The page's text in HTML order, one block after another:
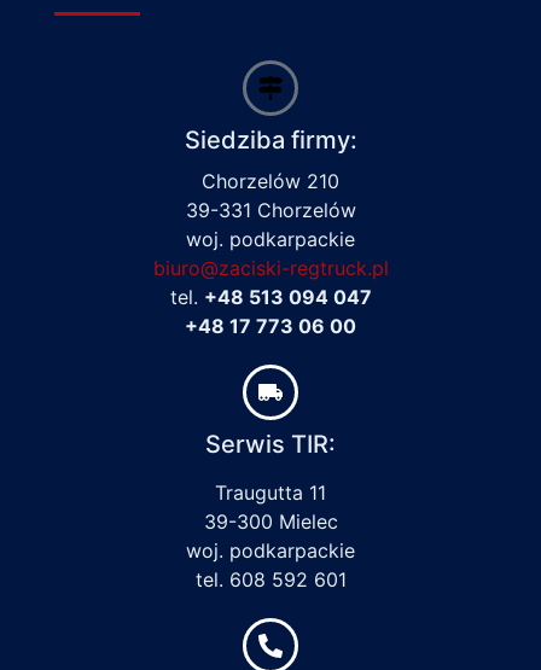
Siedziba firmy:
Chorzelów 210
39-331 Chorzelów
woj. podkarpackie
biuro@zaciski-regtruck.pl
tel. +48 513 094 047
+48 17 773 06 00
Serwis TIR:
Traugutta 11
39-300 Mielec
woj. podkarpackie
tel. 608 592 601